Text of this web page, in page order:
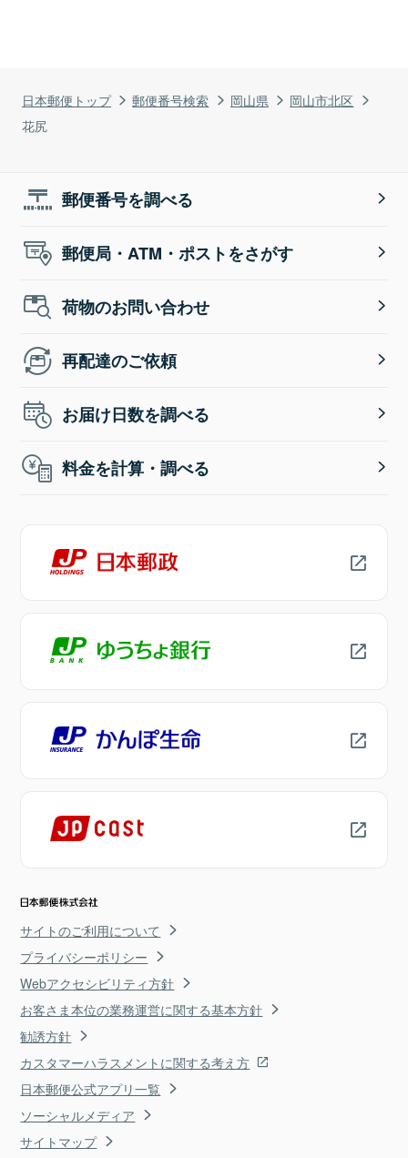
日本郵便トップ 郵便番号検索 岡山県
岡山市北区
花尻
郵便番号を調べる
郵便局・ATM・ポストをさがす
荷物のお問い合わせ
再配達のご依頼
お届け日数を調べる
料金を計算・調べる
サイトのご利用について
プライバシーポリシー
Webアクセシビリティ方針
お客さま本位の業務運営に関する基本方針
勧誘方針
カスタマーハラスメントに関する考え方
日本郵便公式アプリ一覧
ソーシャルメディア
サイトマップ